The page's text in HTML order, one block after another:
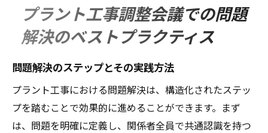
プラント工事調整会議での問題
解決のベストプラクティス
問題解決のステップとその実践方法
プラント工事における問題解決は、構造化されたステッ
プを踏むことで効果的に進めることができます。まず
は、問題を明確に定義し、関係者全員で共通認識を持つ